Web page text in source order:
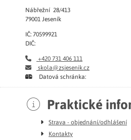
Nábřežní 28/413
79001 Jeseník
IČ: 70599921
DIČ:
+420 731 406 111
skola@zsjesenik.cz
Datová schránka:
Praktické
Strava - objednání/odhlášení
Kontakty